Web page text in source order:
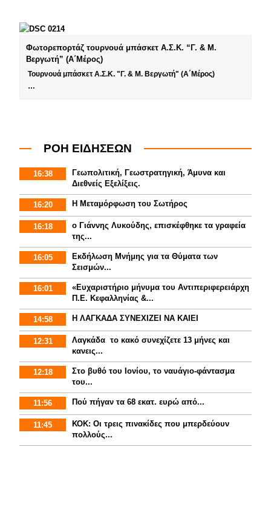
Φωτορεπορτάζ τουρνουά μπάσκετ Α.Σ.Κ. “Γ. & Μ.
Βεργωτή” (Α΄Μέρος)
Τουρνουά μπάσκετ Α.Σ.Κ. "Γ. & Μ. Βεργωτή" (Α΄Μέρος)
…
ΡΟΗ ΕΙΔΗΣΕΩΝ
16:38
Γεωπολιτική, Γεωστρατηγική, Άμυνα και
Διεθνείς Εξελίξεις.
16:20 Η Μεταμόρφωση του Σωτήρος
16:18
ο Γιάννης Λυκούδης, επισκέφθηκε τα γραφεία
της...
16:05
Εκδήλωση Μνήμης για τα Θύματα των
Σεισμών...
16:01
«Ευχαριστήριο μήνυμα του Αντιπεριφερειάρχη
Π.Ε. Κεφαλληνίας &...
14:58 Η ΛΑΓΚΑΔΑ ΣΥΝΕΧΙΖΕΙ ΝΑ ΚΑΙΕΙ
12:31
Λαγκάδα το κακό συνεχίζετε 13 μήνες και
κανεις...
12:18
Στο βυθό του Ιονίου, το ναυάγιο-φάντασμα
του...
11:56 Πού πήγαν τα 68 εκατ. ευρώ από...
11:45
ΚΟΚ: Οι τρεις πινακίδες που μπερδεύουν
πολλούς...